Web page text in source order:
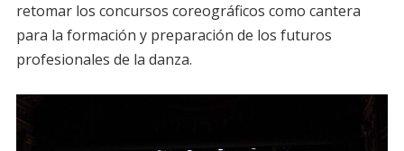
retomar los concursos coreográficos como cantera
para la formación y preparación de los futuros
profesionales de la danza.